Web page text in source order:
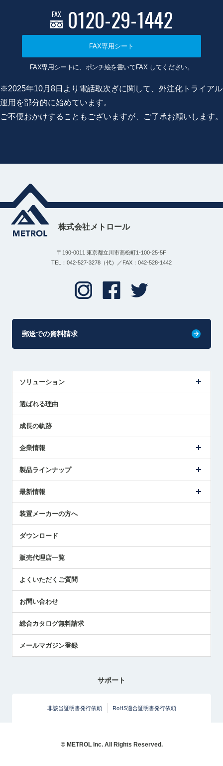
FAX 0120-29-1442
FAX専用シート
FAX専用シートに、ポンチ絵を書いてFAX してください。
※2025年10月8日より電話取次ぎに関して、外注化トライアル
運用を部分的に始めています。
ご不便おかけすることもございますが、ご了承お願いします。
株式会社メトロール
〒190-0011 東京都立川市高松町1-100-25-5F
TEL：042-527-3278（代）／FAX：042-528-1442
郵送での資料請求
ソリューション
解決策提案
選ばれる理由
成長の軌跡
企業情報
ごあいさつ
受賞履歴
採用情報
国/地域/言語
製品ラインナップ
ツールセッタ製品
エアマイクロセンサ製品
最新情報
メトロールの技術
社員ブログ
中小企業のBCP地震対策
センサのテクニカルガイド
社長ブログ
装置メーカーの方へ
ダウンロード
販売代理店一覧
よくいただくご質問
お問い合わせ
総合カタログ無料請求
メールマガジン登録
サポート
非該当証明書発行依頼 RoHS適合証明書発行依頼
© METROL Inc. All Rights Reserved.